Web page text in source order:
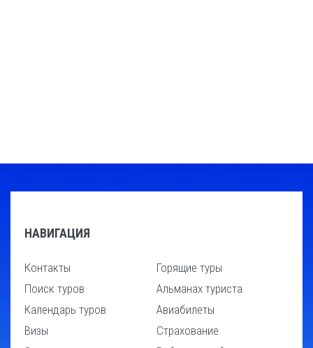
НАВИГАЦИЯ
Контакты
Поиск туров
Календарь туров
Визы
Горящие туры
Альманах туриста
Авиабилеты
Страхование